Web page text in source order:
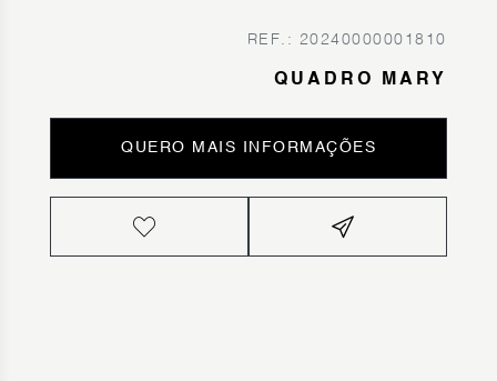
REF.: 20240000001810
QUADRO MARY
QUERO MAIS INFORMAÇÕES